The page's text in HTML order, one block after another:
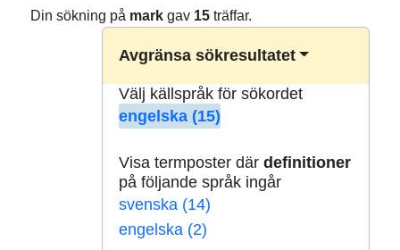
Din sökning på markgav 15träffar.
Avgränsa sökresultatet
Välj källspråk för sökordet
engelska (15)
Visa termposter där definitioner
på följande språk ingår
svenska (14)
engelska (2)